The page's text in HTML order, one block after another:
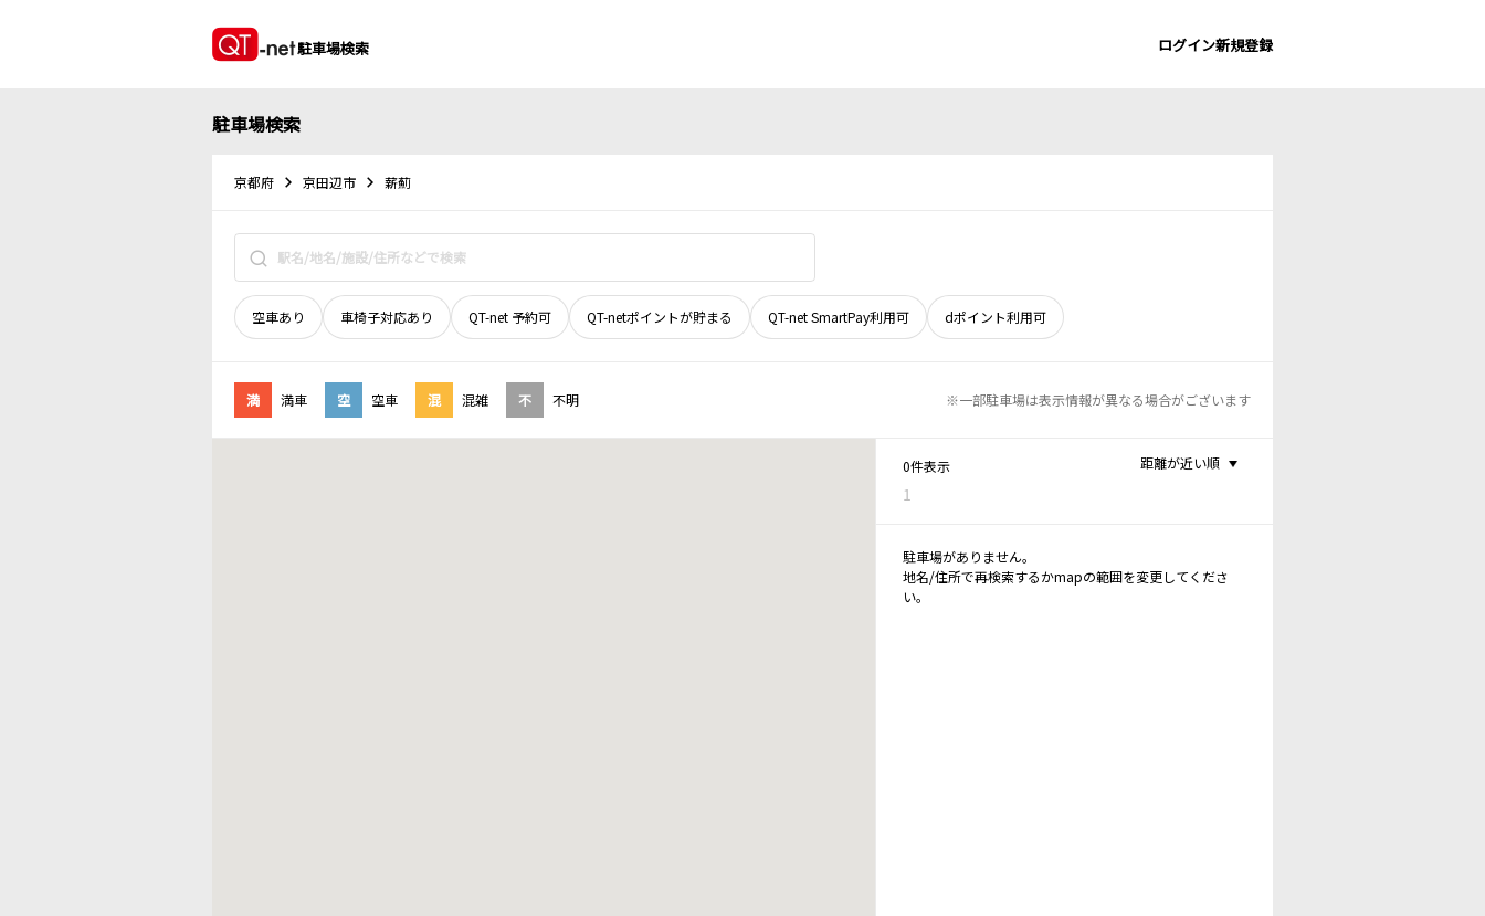
駐車場検索 ログイン新規登録
駐車場検索
京都府 京田辺市 薪薊
空車あり 車椅子対応あり QT-net 予約可 QT-netポイントが貯まる QT-net SmartPay利用可 dポイント利用可
満 満車 空 空車 混 混雑 不 不明 ※一部駐車場は表示情報が異なる場合がございます
0件表示
1
距離が近い順
駐車場がありません。
地名/住所で再検索するかmapの範囲を変更してくださ
い。